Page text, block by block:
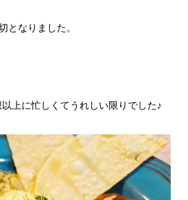
なりました。
上に忙しくてうれしい限りでした♪